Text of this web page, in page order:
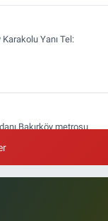
Yanı Tel:
metrosu
Bir Alt